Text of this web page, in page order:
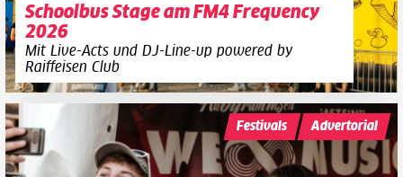
Schoolbus Stage am FM4 Frequency
2026
Mit Live-Acts und DJ-Line-up powered by
Raiffeisen Club
Festivals Advertorial